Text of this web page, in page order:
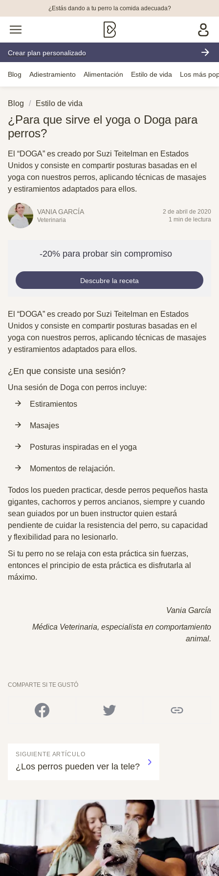
¿Estás dando a tu perro la comida adecuada?
Crear plan personalizado
Blog Adiestramiento Alimentación Estilo de vida Los más
Blog Estilo de vida
¿Para que sirve el yoga o Doga para
perros?
El “DOGA” es creado por Suzi Teitelman en Estados
Unidos y consiste en compartir posturas basadas en el
yoga con nuestros perros, aplicando técnicas de masajes
y estiramientos adaptados para ellos.
VANIA GARCÍA
Veterinaria
2 de abril de 2020
1 min de lectura
-20% para probar sin compromiso
Descubre la receta
El “DOGA” es creado por Suzi Teitelman en Estados
Unidos y consiste en compartir posturas basadas en el
yoga con nuestros perros, aplicando técnicas de masajes
y estiramientos adaptados para ellos.
¿En que consiste una sesión?
Una sesión de Doga con perros incluye:
Estiramientos
Masajes
Posturas inspiradas en el yoga
Momentos de relajación.
Todos los pueden practicar, desde perros pequeños hasta
gigantes, cachorros y perros ancianos, siempre y cuando
sean guiados por un buen instructor quien estará
pendiente de cuidar la resistencia del perro, su capacidad
y flexibilidad para no lesionarlo.
Si tu perro no se relaja con esta práctica sin fuerzas,
entonces el principio de esta práctica es disfrutarla al
máximo.
Vania García
Médica Veterinaria, especialista en comportamiento
animal.
COMPARTE SI TE GUSTÓ
SIGUIENTE ARTÍCULO
¿Los perros pueden ver la tele?